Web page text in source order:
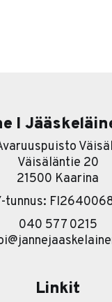
I
Väisäläntie 20
21500 Kaarina
tunnus:
040 577 0215
Linkit